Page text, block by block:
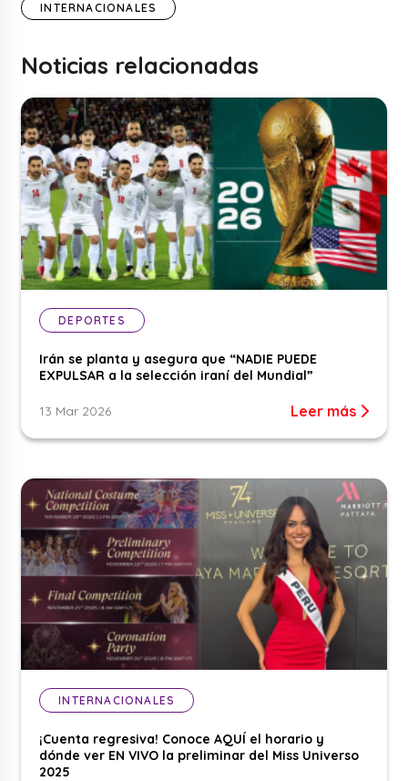
INTERNACIONALES
Noticias relacionadas
DEPORTES
Irán se planta y asegura que “NADIE PUEDE
EXPULSAR a la selección iraní del Mundial”
13 Mar 2026 Leer más
INTERNACIONALES
¡Cuenta regresiva! Conoce AQUÍ el horario y
dónde ver EN VIVO la preliminar del Miss Universo
2025